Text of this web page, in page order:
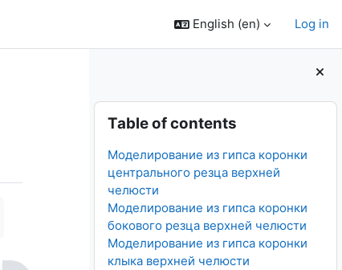
English ‎(en)‎ Log in
Blocks
Skip Table of contents
Table of contents
Моделирование из гипса коронки
центрального резца верхней
челюсти
Моделирование из гипса коронки
бокового резца верхней челюсти
Моделирование из гипса коронки
клыка верхней челюсти